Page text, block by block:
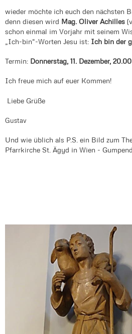
wieder möchte ich euch den nächsten
denn diesen wird Mag. Oliver Achilles
schon einmal im Vorjahr mit seinem
„Ich-bin“-Worten Jesu ist: Ich bin der
Termin: Donnerstag, 11. Dezember,
Ich freue mich auf euer Kommen!
Liebe Grüße
Gustav
Und wie üblich als P.S. ein Bild zum
Pfarrkirche St. Ägyd in Wien -